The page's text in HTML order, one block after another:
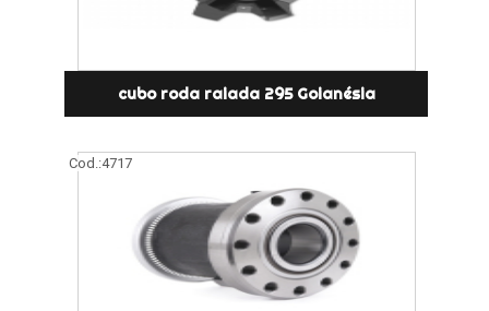
cubo roda raiada 295 Goianésia
Cod.:4717